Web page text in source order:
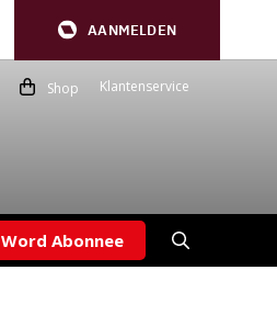
AANMELDEN
Shop Klantenservice
Word Abonnee